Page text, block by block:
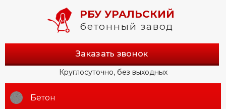
РБУ УРАЛЬСКИЙ
бетонный завод
Заказать звонок
Круглосуточно, без выходных
Бетон